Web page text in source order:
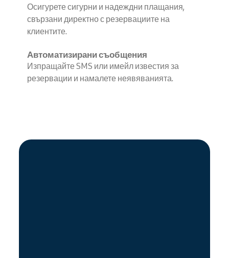
Осигурете сигурни и надеждни плащания,
свързани директно с резервациите на
клиентите.
Автоматизирани съобщения
Изпращайте SMS или имейл известия за
резервации и намалете неявяванията.